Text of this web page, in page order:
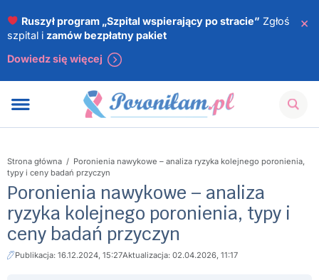
Ruszył program „Szpital wspierający po stracie” Zgłoś
szpital i zamów bezpłatny pakiet
Dowiedz się więcej
×
Strona główna / Poronienia nawykowe – analiza ryzyka kolejnego poronienia,
typy i ceny badań przyczyn
Poronienia nawykowe – analiza
ryzyka kolejnego poronienia, typy i
ceny badań przyczyn
Publikacja: 16.12.2024, 15:27Aktualizacja: 02.04.2026, 11:17